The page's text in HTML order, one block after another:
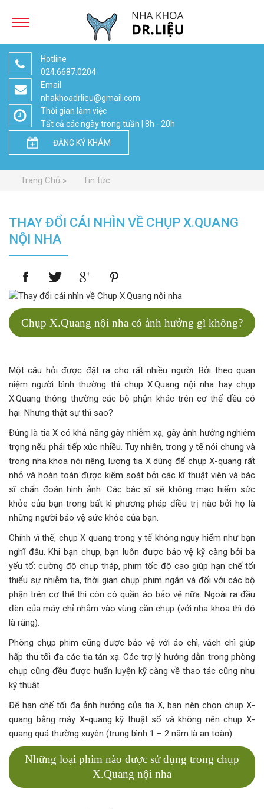
Hotline
024.6687.0204
Email
nhakhoadrlieu@gmail.com
Thời gian làm việc
Tất cả các ngày trong tuần | 8h - 20h
ĐĂNG KÝ KHÁM
Trang Chủ Tin tức
THAY ĐỔI CÁI NHÌN VỀ CHỤP X.QUANG
NỘI NHA
Chụp X.Quang nội nha có ảnh hưởng gì không?
Một câu hỏi được đặt ra cho rất nhiều người. Bởi theo quan
niệm người bình thường thì chụp X.Quang nội nha hay chụp
X.Quang thông thường các bộ phận khác trên cơ thể đều có
hại. Nhưng thật sự thì sao?
Đúng là tia X có khả năng gây nhiễm xạ, gây ảnh hưởng nghiêm
trọng nếu phải tiếp xúc nhiều. Tuy nhiên, trong y tế nói chung và
trong nha khoa nói riêng, lượng tia X dùng để chụp X-quang rất
nhỏ và hoàn toàn được kiểm soát bởi các kĩ thuật viên và bác
sĩ chẩn đoán hình ảnh. Các bác sĩ sẽ không mạo hiểm sức
khỏe của bạn trong bất kì phương pháp điều trị nào bởi họ là
những người bảo vệ sức khỏe của bạn.
Chính vì thế, chụp X quang trong y tế không nguy hiểm như bạn
nghĩ đâu. Khi bạn chụp, bạn luôn được bảo vệ kỹ càng bởi ba
yếu tố: cường độ chụp tháp, phim tốc độ cao giúp hạn chế tối
thiểu sự nhiễm tia, thời gian chụp phim ngắn và đối với các bộ
phận trên cơ thể thì còn có quần áo bảo vệ nữa. Ngoài ra đầu
đèn của máy chỉ nhắm vào vùng cần chụp (với nha khoa thì đó
là răng).
Phòng chụp phim cũng được bảo vệ với áo chì, vách chì giúp
hấp thu tối đa các tia tán xạ. Các trợ lý hướng dẫn trong phòng
chụp cũng đều được huấn luyện kỹ càng về thao tác cũng như
kỹ thuật.
Để hạn chế tối đa ảnh hưởng của tia X, bạn nên chọn chụp X-
quang bằng máy X-quang kỹ thuật số và không nên chụp X-
quang quá thường xuyên (trung bình 1 – 2 năm là an toàn).
Những loại phim nào được sử dụng trong chụp
X.Quang nội nha